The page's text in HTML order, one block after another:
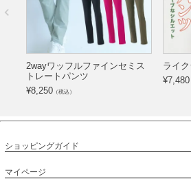
2wayワッフルファインセミス
トレートパンツ
¥8,250 （税込）
ライ
¥7,480
ショッピングガイド
マイページ